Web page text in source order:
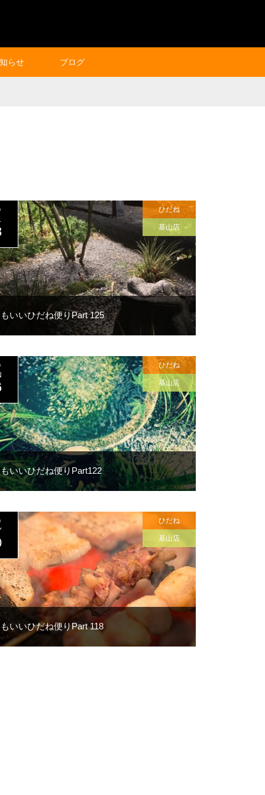
らせ ブログ
いいひだね便りPart 125
ひだね
基山店
いいひだね便りPart122
ひだね
基山店
いいひだね便りPart 118
ひだね
基山店